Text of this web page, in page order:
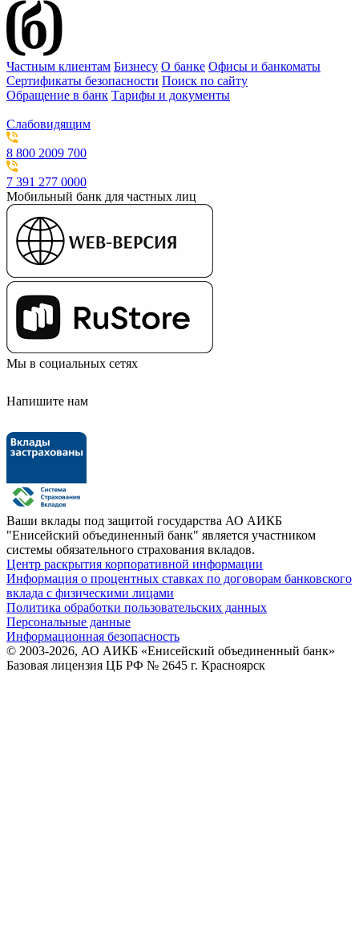
Частным клиентам Бизнесу О банке Офисы и банкоматы
Сертификаты безопасности Поиск по сайту
Обращение в банк Тарифы и документы
Слабовидящим
8 800 2009 700
7 391 277 0000
Мобильный банк для частных лиц
Мы в социальных сетях
Напишите нам
Ваши вклады под защитой государства АО АИКБ
"Енисейский объединенный банк" является участником
системы обязательного страхования вкладов.
Центр раскрытия корпоративной информации
Информация о процентных ставках по договорам банковского
вклада с физическими лицами
Политика обработки пользовательских данных
Персональные данные
Информационная безопасность
© 2003-2026, АО АИКБ «Енисейский объединенный банк»
Базовая лицензия ЦБ РФ № 2645 г. Красноярск